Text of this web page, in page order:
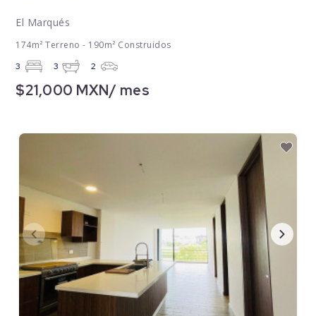
El Marqués
174m² Terreno - 190m² Construidos
3 3 2
$21,000 MXN/ mes